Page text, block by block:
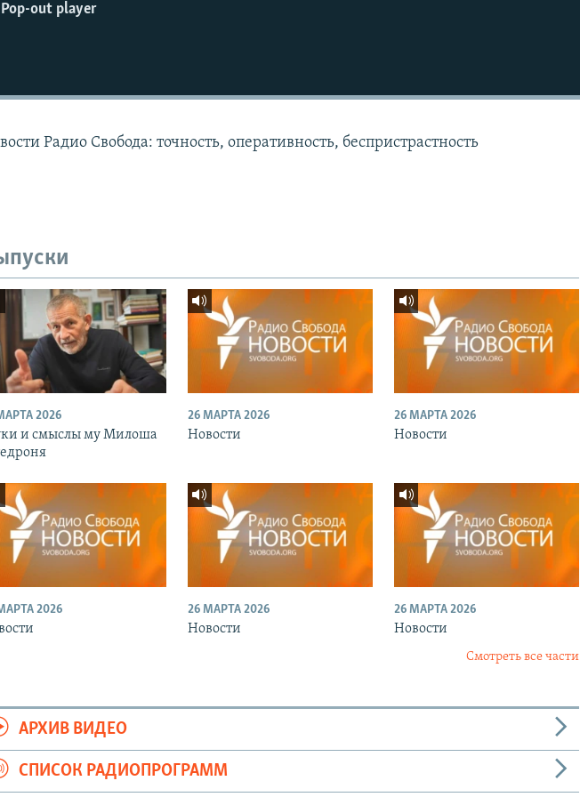
Pop-out player
Радио Свобода: точность, оперативность, беспристрастность
2026
и смыслы му Милоша
26 МАРТА 2026
Новости
26 МАРТА 2026
Новости
2026 26 МАРТА 2026
Новости
26 МАРТА 2026
Новости
Смотреть все части
АРХИВ ВИДЕО
СПИСОК РАДИОПРОГРАММ